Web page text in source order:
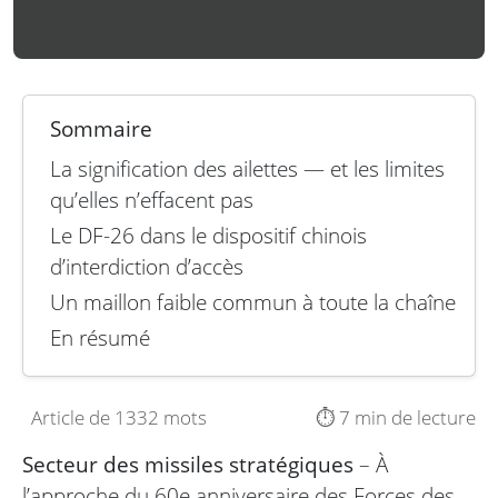
Sommaire
La signification des ailettes — et les limites
qu’elles n’effacent pas
Le DF-26 dans le dispositif chinois
d’interdiction d’accès
Un maillon faible commun à toute la chaîne
En résumé
Article de 1332 mots ⏱️ 7 min de lecture
Secteur des missiles stratégiques– À